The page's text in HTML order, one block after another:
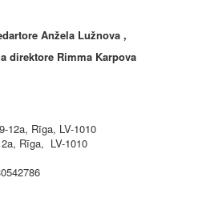
Anžela Lužnova ,
direktore Rimma Karpova
12a, Rīga, LV-1010
Rīga, LV-1010